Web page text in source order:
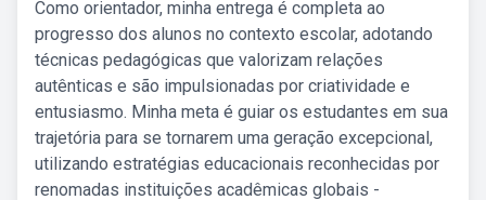
Como orientador, minha entrega é completa ao
progresso dos alunos no contexto escolar, adotando
técnicas pedagógicas que valorizam relações
autênticas e são impulsionadas por criatividade e
entusiasmo. Minha meta é guiar os estudantes em sua
trajetória para se tornarem uma geração excepcional,
utilizando estratégias educacionais reconhecidas por
renomadas instituições acadêmicas globais -